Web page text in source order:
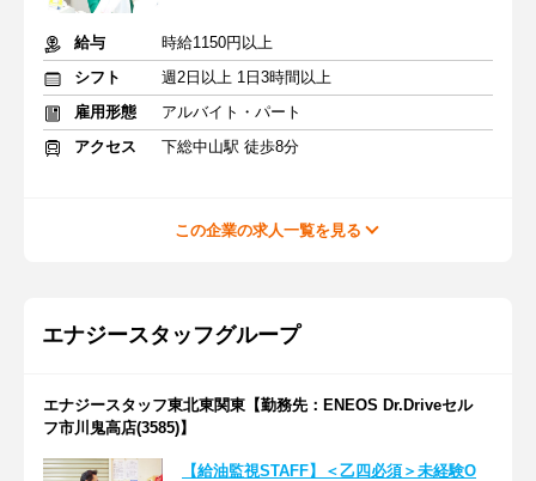
給与
時給1150円以上
シフト
週2日以上 1日3時間以上
雇用形態
アルバイト・パート
アクセス
下総中山駅 徒歩8分
この企業の求人一覧を見る
エナジースタッフグループ
エナジースタッフ東北東関東【勤務先：ENEOS Dr.Driveセル
フ市川鬼高店(3585)】
【給油監視STAFF】＜乙四必須＞未経験O